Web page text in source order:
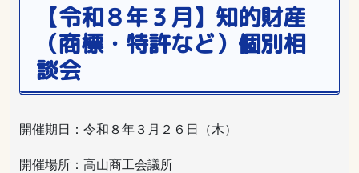
【令和８年３月】知的財産
（商標・特許など）個別相
談会
開催期日：令和８年３月２６日（木）
開催場所：高山商工会議所